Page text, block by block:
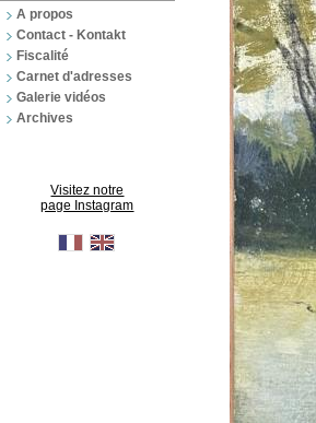
A propos
Contact - Kontakt
Fiscalité
Carnet d'adresses
Galerie vidéos
Archives
Visitez notre
page Instagram